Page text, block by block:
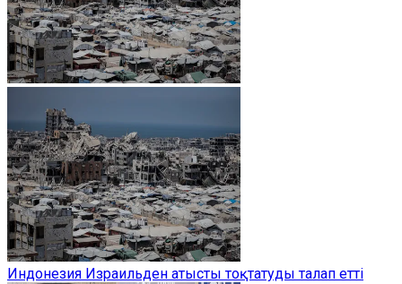
Индонезия Израильден атысты тоқтатуды талап етті